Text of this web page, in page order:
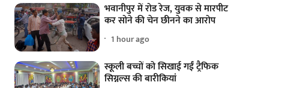
भवानीपुर में रोड रेज, युवक से मारपीट
कर सोने की चेन छीनने का आरोप
1 hour ago
स्कूली बच्चों को सिखाई गईं ट्रैफिक
सिग्नल्स की बारीकियां